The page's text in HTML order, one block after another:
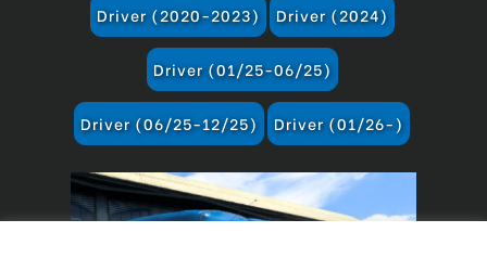
Driver (2020-2023) Driver (2024)
Driver (01/25-06/25)
Driver (06/25-12/25) Driver (01/26-)